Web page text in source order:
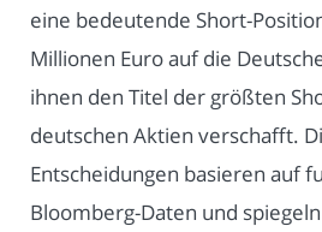
eine bedeutende Short-
Millionen Euro auf die
ihnen den Titel der größten
deutschen Aktien verschafft.
Entscheidungen basieren auf
Bloomberg-Daten und